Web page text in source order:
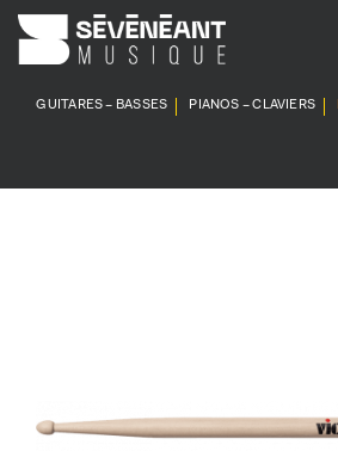
Passer
au
GUITARES – BASSES PIANOS – CLAVIERS